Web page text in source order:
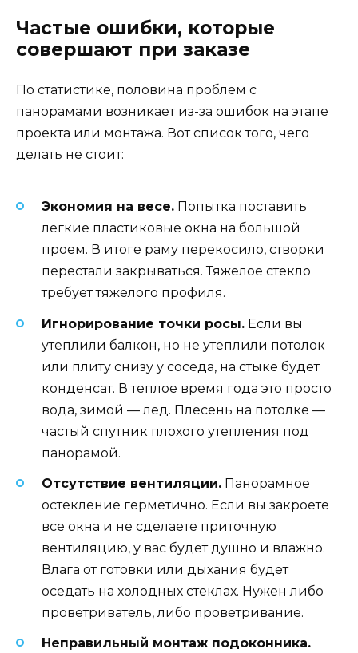
Частые ошибки, которые
совершают при заказе
По статистике, половина проблем с
панорамами возникает из-за ошибок на этапе
проекта или монтажа. Вот список того, чего
делать не стоит:
Экономия на весе. Попытка поставить
легкие пластиковые окна на большой
проем. В итоге раму перекосило, створки
перестали закрываться. Тяжелое стекло
требует тяжелого профиля.
Игнорирование точки росы. Если вы
утеплили балкон, но не утеплили потолок
или плиту снизу у соседа, на стыке будет
конденсат. В теплое время года это просто
вода, зимой — лед. Плесень на потолке —
частый спутник плохого утепления под
панорамой.
Отсутствие вентиляции. Панорамное
остекление герметично. Если вы закроете
все окна и не сделаете приточную
вентиляцию, у вас будет душно и влажно.
Влага от готовки или дыхания будет
оседать на холодных стеклах. Нужен либо
проветриватель, либо проветривание.
Неправильный монтаж подоконника.